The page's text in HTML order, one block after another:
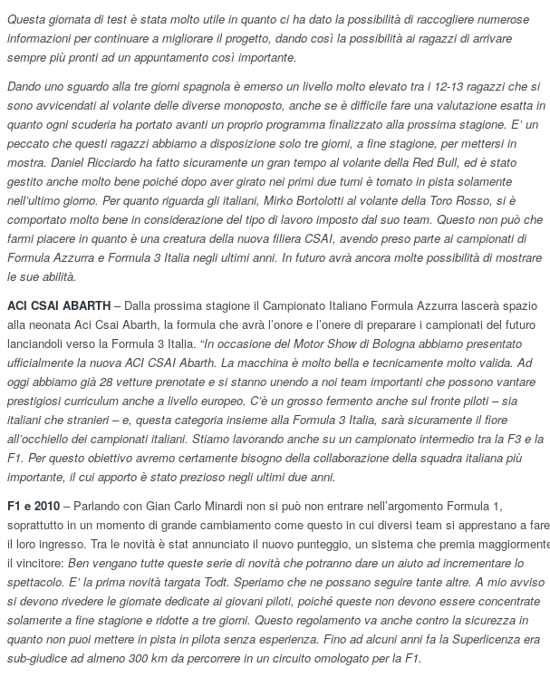
Questa giornata di test è stata molto utile in quanto ci ha dato la possibilità di raccogliere numerose
informazioni per continuare a migliorare il progetto, dando così la possibilità ai ragazzi di arrivare
sempre più pronti ad un appuntamento così importante.
Dando uno sguardo alla tre giorni spagnola è emerso un livello molto elevato tra i 12-13 ragazzi che si
sono avvicendati al volante delle diverse monoposto, anche se è difficile fare una valutazione esatta in
quanto ogni scuderia ha portato avanti un proprio programma finalizzato alla prossima stagione. E’ un
peccato che questi ragazzi abbiamo a disposizione solo tre giorni, a fine stagione, per mettersi in
mostra. Daniel Ricciardo ha fatto sicuramente un gran tempo al volante della Red Bull, ed è stato
gestito anche molto bene poiché dopo aver girato nei primi due turni è tornato in pista solamente
nell’ultimo giorno. Per quanto riguarda gli italiani, Mirko Bortolotti al volante della Toro Rosso, si è
comportato molto bene in considerazione del tipo di lavoro imposto dal suo team. Questo non può che
farmi piacere in quanto è una creatura della nuova filiera CSAI, avendo preso parte ai campionati di
Formula Azzurra e Formula 3 Italia negli ultimi anni. In futuro avrà ancora molte possibilità di mostrare
le sue abilità.
ACI CSAI ABARTH – Dalla prossima stagione il Campionato Italiano Formula Azzurra lascerà spazio
alla neonata Aci Csai Abarth, la formula che avrà l’onore e l’onere di preparare i campionati del futuro
lanciandoli verso la Formula 3 Italia. “In occasione del Motor Show di Bologna abbiamo presentato
ufficialmente la nuova ACI CSAI Abarth. La macchina è molto bella e tecnicamente molto valida. Ad
oggi abbiamo già 28 vetture prenotate e si stanno unendo a noi team importanti che possono vantare
prestigiosi curriculum anche a livello europeo. C’è un grosso fermento anche sul fronte piloti – sia
italiani che stranieri – e, questa categoria insieme alla Formula 3 Italia, sarà sicuramente il fiore
all’occhiello dei campionati italiani. Stiamo lavorando anche su un campionato intermedio tra la F3 e la
F1. Per questo obiettivo avremo certamente bisogno della collaborazione della squadra italiana più
importante, il cui apporto è stato prezioso negli ultimi due anni.
F1 e 2010 – Parlando con Gian Carlo Minardi non si può non entrare nell’argomento Formula 1,
soprattutto in un momento di grande cambiamento come questo in cui diversi team si apprestano a fare
il loro ingresso. Tra le novità è stat annunciato il nuovo punteggio, un sistema che premia
il vincitore: Ben vengano tutte queste serie di novità che potranno dare un aiuto ad incrementare lo
spettacolo. E’ la prima novità targata Todt. Speriamo che ne possano seguire tante altre. A mio avviso
si devono rivedere le giornate dedicate ai giovani piloti, poiché queste non devono essere concentrate
solamente a fine stagione e ridotte a tre giorni. Questo regolamento va anche contro la sicurezza in
quanto non puoi mettere in pista in pilota senza esperienza. Fino ad alcuni anni fa la Superlicenza era
sub-giudice ad almeno 300 km da percorrere in un circuito omologato per la F1.